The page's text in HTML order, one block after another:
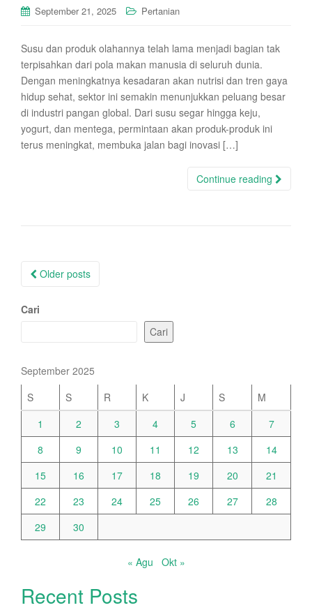
September 21, 2025 Pertanian
Susu dan produk olahannya telah lama menjadi bagian tak
terpisahkan dari pola makan manusia di seluruh dunia.
Dengan meningkatnya kesadaran akan nutrisi dan tren gaya
hidup sehat, sektor ini semakin menunjukkan peluang besar
di industri pangan global. Dari susu segar hingga keju,
yogurt, dan mentega, permintaan akan produk-produk ini
terus meningkat, membuka jalan bagi inovasi […]
Continue reading
Posts
Older posts
Cari
Cari
September 2025
S
S R K J S
M
1
2 3 4 5 6
7
8
9 10 11 12 13
14
15
16 17 18 19 20
21
22
23 24 25 26 27
28
29
30
« Agu Okt »
Recent Posts